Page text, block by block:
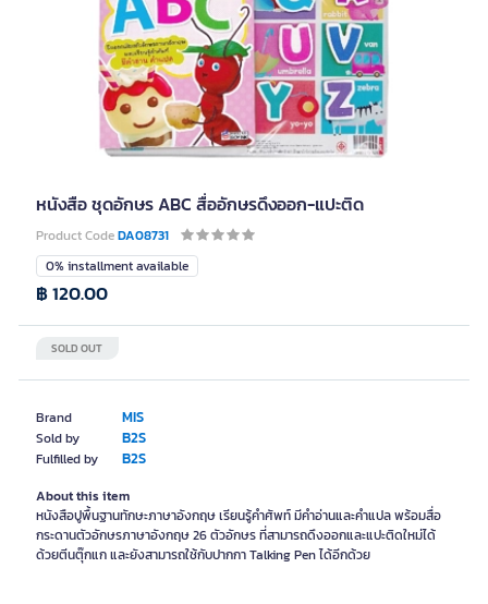
หนังสือ ชุดอักษร ABC สื่ออักษรดึงออก-แปะติด
Product CodeDA08731
Brand MIS
Sold by B2S
Fulfilled by B2S
0% installment available
SOLD OUT
฿ 120.00
About this item
หนังสือปูพื้นฐานทักษะภาษาอังกฤษ เรียนรู้คำศัพท์ มีคำอ่านและคำแปล พร้อมสื่อ
กระดานตัวอักษรภาษาอังกฤษ 26 ตัวอักษร ที่สามารถดึงออกและแปะติดใหม่ได้
ด้วยตีนตุ๊กแก และยังสามารถใช้กับปากกา Talking Pen ได้อีกด้วย